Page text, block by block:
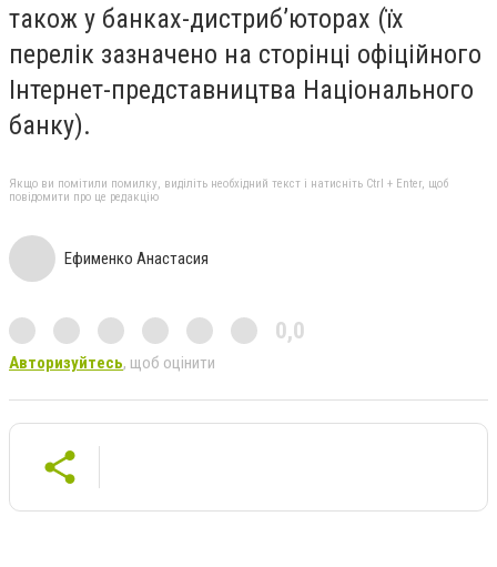
також у банках-дистриб’юторах (їх
перелік зазначено на сторінці офіційного
Інтернет-представництва Національного
банку).
Якщо ви помітили помилку, виділіть необхідний текст і натисніть Ctrl + Enter, щоб
повідомити про це редакцію
Ефименко Анастасия
0,0
Авторизуйтесь, щоб оцінити